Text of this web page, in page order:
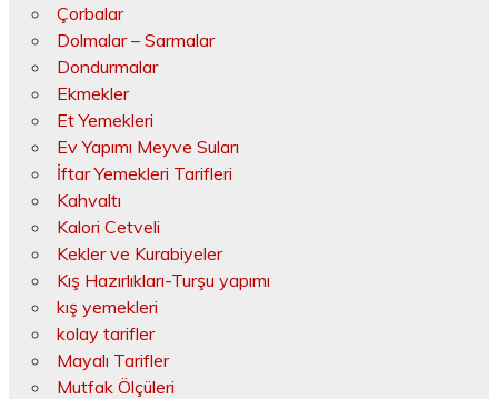
Çorbalar
Dolmalar – Sarmalar
Dondurmalar
Ekmekler
Et Yemekleri
Ev Yapımı Meyve Suları
İftar Yemekleri Tarifleri
Kahvaltı
Kalori Cetveli
Kekler ve Kurabiyeler
Kış Hazırlıkları-Turşu yapımı
kış yemekleri
kolay tarifler
Mayalı Tarifler
Mutfak Ölçüleri